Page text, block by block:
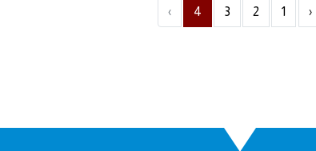
‹
1
2
3
4
›